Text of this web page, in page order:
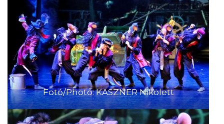
Fotó/Photo: KASZNER Nikolett